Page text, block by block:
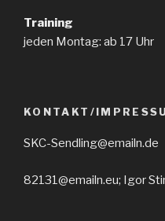
Training
jeden Montag: ab 17 Uhr
KONTAKT/
SKC-Sendling@emailn.de
82131@emailn.eu; Igor